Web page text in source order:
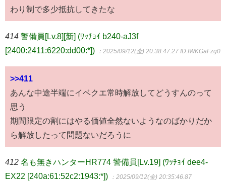
わり制で多少抵抗してきたな
414 警備員[Lv.8][新] (ﾜｯﾁｮｲ b240-aJ3f
[2400:2411:6220:dd00:*])
：2025/09/12(金) 20:38:47.27 ID:fWKGaFzg0
>>411
あんな中途半端にイベクエ常時解放してどうすんのって
思う
期間限定の割にはやる価値全然ないようなのばかりだか
ら解放したって問題ないだろうに
412 名も無きハンターHR774 警備員[Lv.19] (ﾜｯﾁｮｲ dee4-
EX22 [240a:61:52c2:1943:*])
：2025/09/12(金) 20:35:46.87